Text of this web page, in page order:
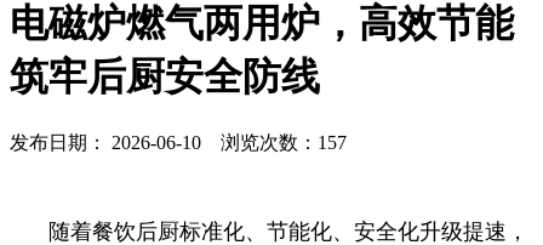
电磁炉燃气两用炉，高效节能
筑牢后厨安全防线
发布日期： 2026-06-10 浏览次数：157
随着餐饮后厨标准化、节能化、安全化升级提速，